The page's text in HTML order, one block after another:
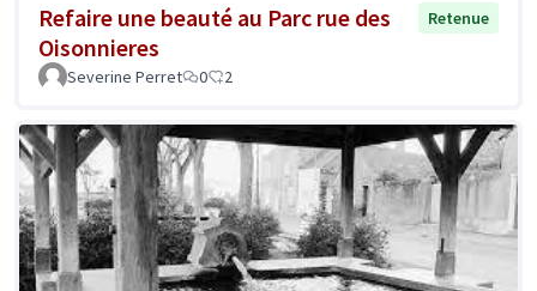
Refaire une beauté au Parc rue des
Oisonnieres
Retenue
Severine Perret 0 2